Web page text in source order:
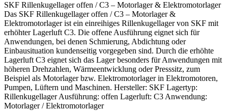
SKF Rillenkugellager offen / C3 – Motorlager & Elektromotorlager
Das SKF Rillenkugellager offen / C3 – Motorlager &
Elektromotorlager ist ein einreihiges Rillenkugellager von SKF mit
erhöhter Lagerluft C3. Die offene Ausführung eignet sich für
Anwendungen, bei denen Schmierung, Abdichtung oder
Einbausituation kundenseitig vorgegeben sind. Durch die erhöhte
Lagerluft C3 eignet sich das Lager besonders für Anwendungen mit
höheren Drehzahlen, Wärmeentwicklung oder Presssitz, zum
Beispiel als Motorlager bzw. Elektromotorlager in Elektromotoren,
Pumpen, Lüftern und Maschinen. Hersteller: SKF Lagertyp:
Rillenkugellager Ausführung: offen Lagerluft: C3 Anwendung:
Motorlager / Elektromotorlager